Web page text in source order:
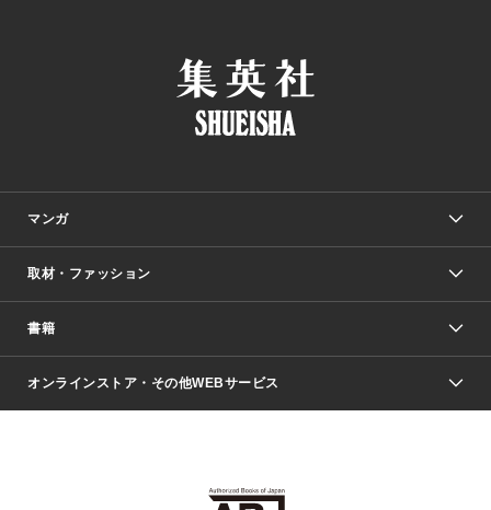
マンガ
少年マンガ
Vジャンプ
週刊ヤングジャンプ
少女マンガ
取材・ファッション
Seventeen
芸能・情報・スポーツ
書籍
文芸・文庫・総合
ライトノベル・ノベライズ
オンラインストア・その他WEBサービス